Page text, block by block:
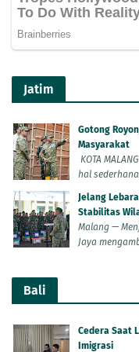
Jatim
Gotong
Masyarakat
KOTA
hal
Jelang
Stabilitas
Malang —
Jaya
Bali
Cedera Saat
Imigrasi